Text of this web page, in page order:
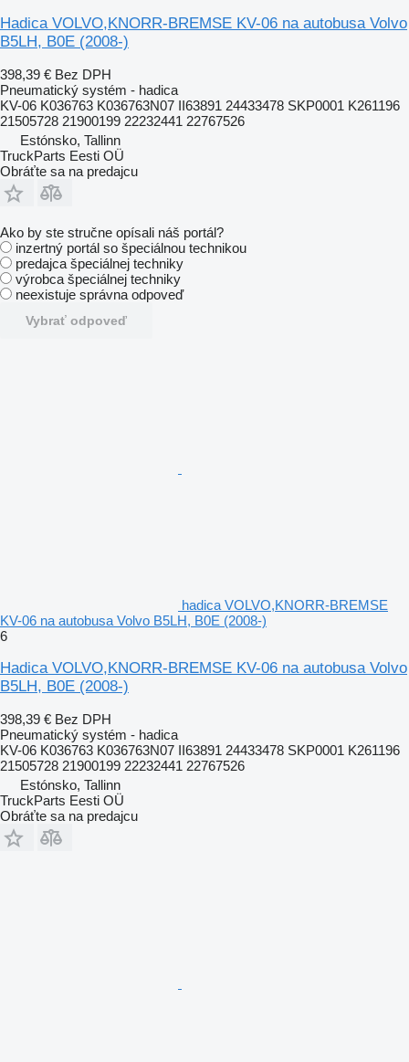
Hadica VOLVO,KNORR-BREMSE KV-06 na autobusa Volvo
B5LH, B0E (2008-)
398,39 € Bez DPH
Pneumatický systém - hadica
KV-06 K036763 K036763N07 II63891 24433478 SKP0001 K261196
21505728 21900199 22232441 22767526
Estónsko, Tallinn
TruckParts Eesti OÜ
Obráťte sa na predajcu
Ako by ste stručne opísali náš portál?
inzertný portál so špeciálnou technikou
predajca špeciálnej techniky
výrobca špeciálnej techniky
neexistuje správna odpoveď
Vybrať odpoveď
hadica VOLVO,KNORR-BREMSE
KV-06 na autobusa Volvo B5LH, B0E (2008-)
6
Hadica VOLVO,KNORR-BREMSE KV-06 na autobusa Volvo
B5LH, B0E (2008-)
398,39 € Bez DPH
Pneumatický systém - hadica
KV-06 K036763 K036763N07 II63891 24433478 SKP0001 K261196
21505728 21900199 22232441 22767526
Estónsko, Tallinn
TruckParts Eesti OÜ
Obráťte sa na predajcu